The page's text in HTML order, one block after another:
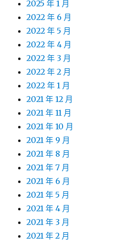
2025 年 1 月
2022 年 6 月
2022 年 5 月
2022 年 4 月
2022 年 3 月
2022 年 2 月
2022 年 1 月
2021 年 12 月
2021 年 11 月
2021 年 10 月
2021 年 9 月
2021 年 8 月
2021 年 7 月
2021 年 6 月
2021 年 5 月
2021 年 4 月
2021 年 3 月
2021 年 2 月